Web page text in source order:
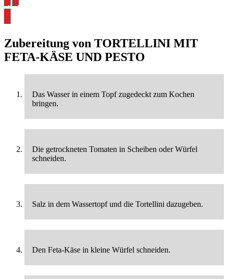
alle Feta Rezepte ansehen
Zubereitung von TORTELLINI MIT
FETA-KÄSE UND PESTO
Das Wasser in einem Topf zugedeckt zum Kochen
bringen.
Die getrockneten Tomaten in Scheiben oder Würfel
schneiden.
Salz in dem Wassertopf und die Tortellini dazugeben.
Den Feta-Käse in kleine Würfel schneiden.